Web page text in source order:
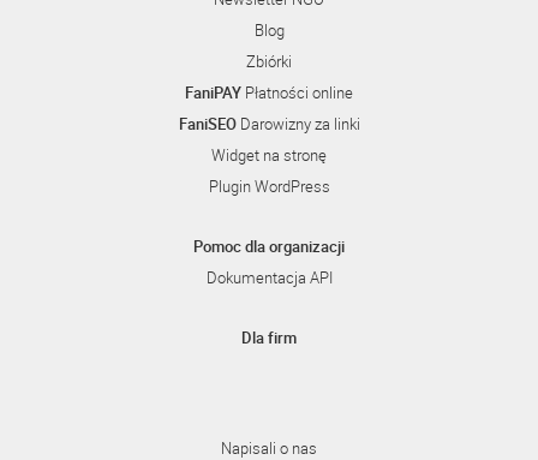
Blog
Zbiórki
FaniPAY Płatności online
FaniSEODarowizny za linki
Widget na stronę
Plugin WordPress
Pomoc dla organizacji
Dokumentacja API
Dla firm
Napisali o nas